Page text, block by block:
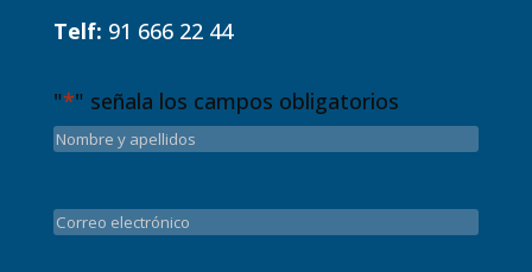
Telf: 91 666 22 44
"*" señala los campos obligatorios